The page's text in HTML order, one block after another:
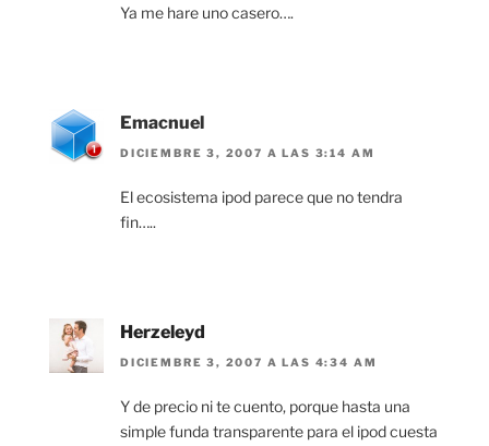
Ya me hare uno casero….
Emacnuel
DICIEMBRE 3, 2007 A LAS 3:14 AM
El ecosistema ipod parece que no tendra
fin…..
Herzeleyd
DICIEMBRE 3, 2007 A LAS 4:34 AM
Y de precio ni te cuento, porque hasta una
simple funda transparente para el ipod cuesta